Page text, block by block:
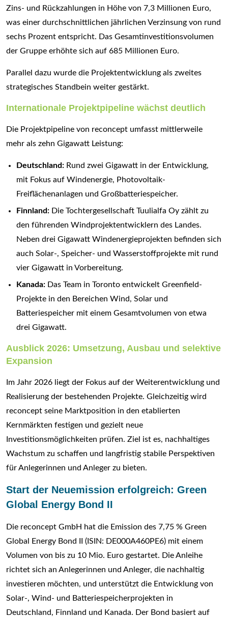
Zins- und Rückzahlungen in Höhe von 7,3 Millionen Euro,
was einer durchschnittlichen jährlichen Verzinsung von rund
sechs Prozent entspricht. Das Gesamtinvestitionsvolumen
der Gruppe erhöhte sich auf 685 Millionen Euro.
Parallel dazu wurde die Projektentwicklung als zweites
strategisches Standbein weiter gestärkt.
Internationale Projektpipeline wächst deutlich
Die Projektpipeline von reconcept umfasst mittlerweile
mehr als zehn Gigawatt Leistung:
Deutschland: Rund zwei Gigawatt in der Entwicklung,
mit Fokus auf Windenergie, Photovoltaik-
Freiflächenanlagen und Großbatteriespeicher.
Finnland: Die Tochtergesellschaft Tuulialfa Oy zählt zu
den führenden Windprojektentwicklern des Landes.
Neben drei Gigawatt Windenergieprojekten befinden sich
auch Solar-, Speicher- und Wasserstoffprojekte mit rund
vier Gigawatt in Vorbereitung.
Kanada: Das Team in Toronto entwickelt Greenfield-
Projekte in den Bereichen Wind, Solar und
Batteriespeicher mit einem Gesamtvolumen von etwa
drei Gigawatt.
Ausblick 2026: Umsetzung, Ausbau und selektive
Expansion
Im Jahr 2026 liegt der Fokus auf der Weiterentwicklung und
Realisierung der bestehenden Projekte. Gleichzeitig wird
reconcept seine Marktposition in den etablierten
Kernmärkten festigen und gezielt neue
Investitionsmöglichkeiten prüfen. Ziel ist es, nachhaltiges
Wachstum zu schaffen und langfristig stabile Perspektiven
für Anlegerinnen und Anleger zu bieten.
Start der Neuemission erfolgreich: Green
Global Energy Bond II
Die reconcept GmbH hat die Emission des 7,75 % Green
Global Energy Bond II (ISIN: DE000A460PE6) mit einem
Volumen von bis zu 10 Mio. Euro gestartet. Die Anleihe
richtet sich an Anlegerinnen und Anleger, die nachhaltig
investieren möchten, und unterstützt die Entwicklung von
Solar-, Wind- und Batteriespeicherprojekten in
Deutschland, Finnland und Kanada. Der Bond basiert auf